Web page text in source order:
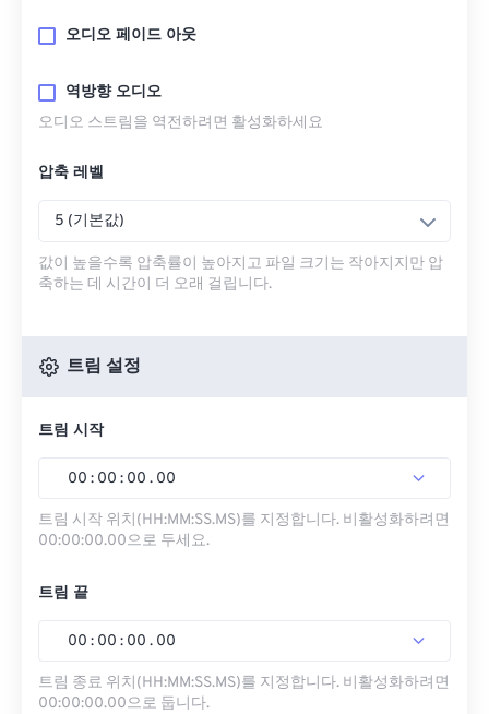
오디오 페이드 아웃
역방향 오디오
오디오 스트림을 역전하려면 활성화하세요
압축 레벨
5 (기본값)
값이 높을수록 압축률이 높아지고 파일 크기는 작아지지만 압
축하는 데 시간이 더 오래 걸립니다.
트림 설정
트림 시작
00 : 00 : 00 . 00
트림 시작 위치(HH:MM:SS.MS)를 지정합니다. 비활성화하려면
00:00:00.00으로 두세요.
트림 끝
00 : 00 : 00 . 00
트림 종료 위치(HH:MM:SS.MS)를 지정합니다. 비활성화하려면
00:00:00.00으로 둡니다.